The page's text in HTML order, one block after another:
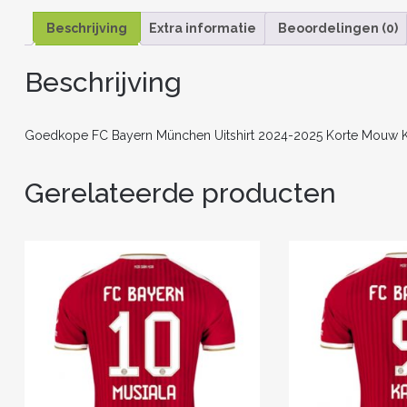
Beschrijving Extra informatie Beoordelingen (0)
Beschrijving
Goedkope FC Bayern München Uitshirt 2024-2025 Korte Mouw
Gerelateerde producten